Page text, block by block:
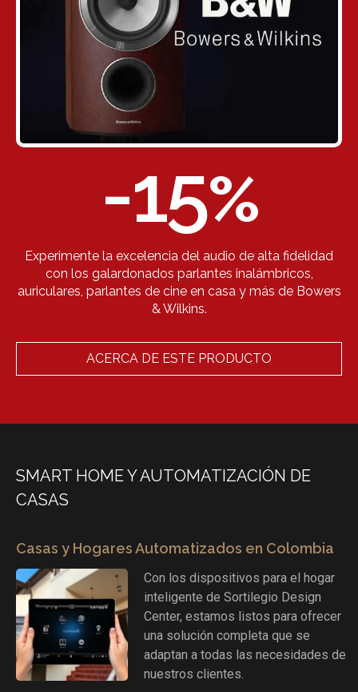
-15%
Experimente la excelencia del audio de alta fidelidad
con los galardonados parlantes inalámbricos,
auriculares, parlantes de cine en casa y más de Bowers
& Wilkins.
ACERCA DE ESTE PRODUCTO
SMART HOME Y AUTOMATIZACIÓN DE
CASAS
Casas y Hogares Automatizados en Colombia
Con los dispositivos para el hogar
inteligente de Sortilegio Design
Center, estamos listos para ofrecer
una solución completa que se
adaptan a todas las necesidades de
nuestros clientes.